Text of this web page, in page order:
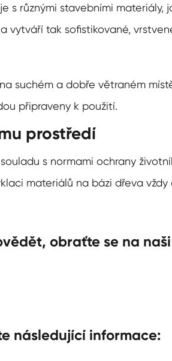
s různými stavebními materiály,
vytváří tak sofistikované,
suchém a dobře větraném
připraveny k použití.
prostředí
s normami ochrany
materiálů na bázi dřeva vždy
obraťte se na
následující informace: